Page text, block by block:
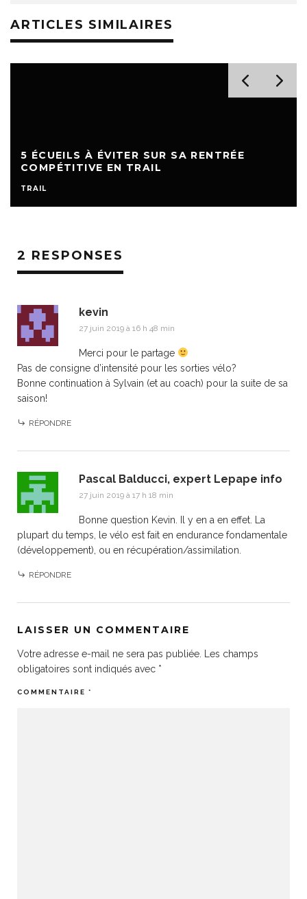
ARTICLES SIMILAIRES
5 ÉCUEILS À ÉVITER SUR SA RENTRÉE
COMPÉTITIVE EN TRAIL
TRAIL
2 RESPONSES
kevin
27 juin 2019 à 16 h 48 min
Merci pour le partage
Pas de consigne d’intensité pour les sorties vélo?
Bonne continuation à Sylvain (et au coach) pour la suite de sa
saison!
RÉPONDRE
Pascal Balducci, expert Lepape info
27 juin 2019 à 17 h 18 min
Bonne question Kevin. Il y en a en effet. La
plupart du temps, le vélo est fait en endurance fondamentale
(développement), ou en récupération/assimilation.
RÉPONDRE
LAISSER UN COMMENTAIRE
Votre adresse e-mail ne sera pas publiée.
Les champs
obligatoires sont indiqués avec *
COMMENTAIRE *